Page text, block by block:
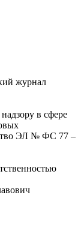
журнал
в сфере
ЭЛ № ФС 77 –